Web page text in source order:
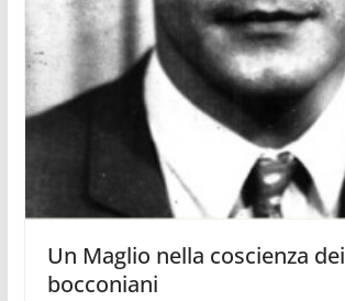
Un Maglio nella coscienza dei
bocconiani